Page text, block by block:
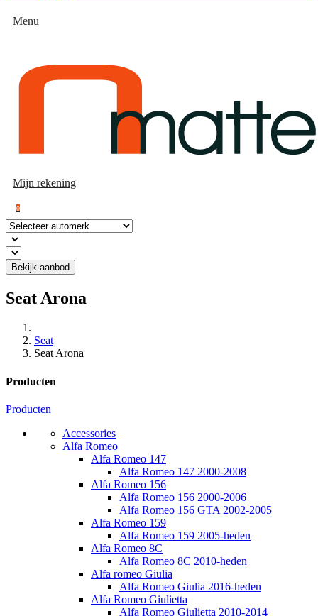
Menu
Mijn rekening
0
Bekijk aanbod
Seat Arona
Seat
Seat Arona
Producten
Producten
Accessories
Alfa Romeo
Alfa Romeo 147
Alfa Romeo 147 2000-2008
Alfa Romeo 156
Alfa Romeo 156 2000-2006
Alfa Romeo 156 GTA 2002-2005
Alfa Romeo 159
Alfa Romeo 159 2005-heden
Alfa Romeo 8C
Alfa Romeo 8C 2010-heden
Alfa romeo Giulia
Alfa Romeo Giulia 2016-heden
Alfa Romeo Giulietta
Alfa Romeo Giulietta 2010-2014